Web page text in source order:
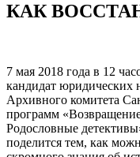
КАК
7 мая 2018 года в 12
кандидат юридических
Архивного комитета
программ
Родословные
поделится тем, как